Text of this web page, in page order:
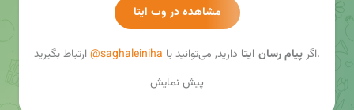
مشاهده در وب ایتا
اگرپیام رسان ایتا دارید, می‌توانید با @saghaleiniha
ارتباط بگیرید.
پیش نمایش